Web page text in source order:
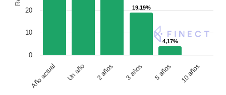
19,19%
19,19%
4,17%
4,17%
Año actual Un año 2 años 3 años 5 años 10 años
0
10
20